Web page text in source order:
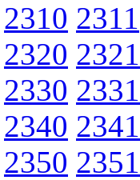
2310 2311
2320 2321
2330 2331
2340 2341
2350 2351